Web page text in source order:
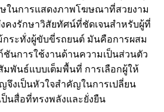
ในการแสดงภาพโฆษณาที่สวยงาม
คงรักษาวิสัยทัศน์ที่ชัดเจนสำหรับผู้ที่
ระทั่งผู้ขับขี่รถยนต์ มันคือการผสม
ชันการใช้งานด้านความเป็นส่วนตัว
พันธ์แบบเต็มพื้นที่ การเลือกผู้ให้
จึงเป็นหัวใจสำคัญในการเปลี่ยน
นสื่อที่ทรงพลังและยั่งยืน